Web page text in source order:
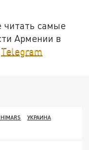
самые
Армении в
Telegram
УКРАИНА